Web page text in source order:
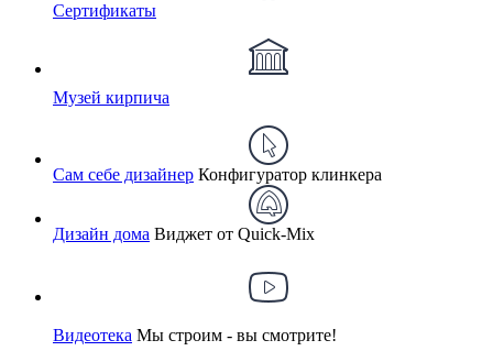
Сертификаты
Музей кирпича
Сам себе дизайнер Конфигуратор клинкера
Дизайн дома Виджет от Quick-Mix
Видеотека Мы строим - вы смотрите!